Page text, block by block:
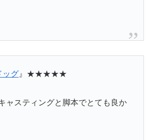
ッグ』★★★★★
ャスティングと脚本でとても良か